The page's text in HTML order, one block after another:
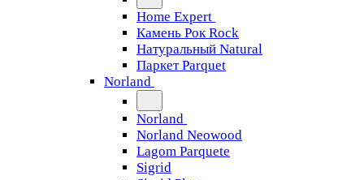
Home Expert
Камень Рок Rock
Натуральный Natural
Паркет Parquet
Norland
Norland
Norland Neowood
Lagom Parquete
Sigrid